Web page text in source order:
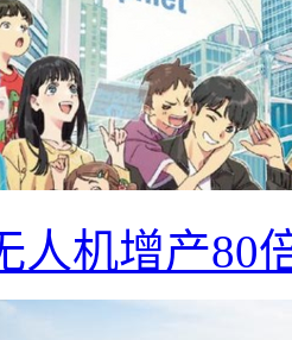
人机增产80